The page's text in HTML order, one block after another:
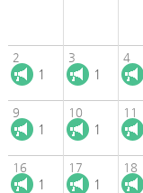
2
1
3
1
4
9
1
10
1
11
16
1
17
1
18